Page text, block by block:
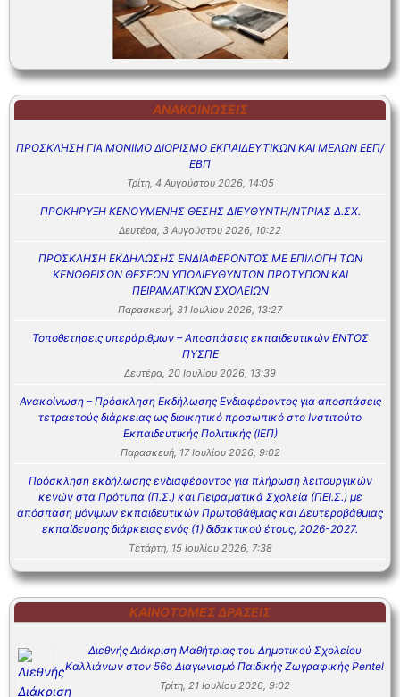
ΑΝΑΚΟΙΝΏΣΕΙΣ
ΠΡΟΣΚΛΗΣΗ ΓΙΑ ΜΟΝΙΜΟ ΔΙΟΡΙΣΜΟ ΕΚΠΑΙΔΕΥΤΙΚΩΝ ΚΑΙ ΜΕΛΩΝ ΕΕΠ/
ΕΒΠ
Τρίτη, 4 Αυγούστου 2026, 14:05
ΠΡΟΚΗΡΥΞΗ ΚΕΝΟΥΜΕΝΗΣ ΘΕΣΗΣ ΔΙΕΥΘΥΝΤΗ/ΝΤΡΙΑΣ Δ.ΣΧ.
Δευτέρα, 3 Αυγούστου 2026, 10:22
ΠΡΟΣΚΛΗΣΗ ΕΚΔΗΛΩΣΗΣ ΕΝΔΙΑΦΕΡΟΝΤΟΣ ΜΕ ΕΠΙΛΟΓΗ ΤΩΝ
ΚΕΝΩΘΕΙΣΩΝ ΘΕΣΕΩΝ ΥΠΟΔΙΕΥΘΥΝΤΩΝ ΠΡΟΤΥΠΩΝ ΚΑΙ
ΠΕΙΡΑΜΑΤΙΚΩΝ ΣΧΟΛΕΙΩΝ
Παρασκευή, 31 Ιουλίου 2026, 13:27
Τοποθετήσεις υπεράριθμων – Αποσπάσεις εκπαιδευτικών ΕΝΤΟΣ
ΠΥΣΠΕ
Δευτέρα, 20 Ιουλίου 2026, 13:39
Ανακοίνωση – Πρόσκληση Εκδήλωσης Ενδιαφέροντος για αποσπάσεις
τετραετούς διάρκειας ως διοικητικό προσωπικό στο Ινστιτούτο
Εκπαιδευτικής Πολιτικής (ΙΕΠ)
Παρασκευή, 17 Ιουλίου 2026, 9:02
Πρόσκληση εκδήλωσης ενδιαφέροντος για πλήρωση λειτουργικών
κενών στα Πρότυπα (Π.Σ.) και Πειραματικά Σχολεία (ΠΕΙ.Σ.) με
απόσπαση μόνιμων εκπαιδευτικών Πρωτοβάθμιας και Δευτεροβάθμιας
εκπαίδευσης διάρκειας ενός (1) διδακτικού έτους, 2026-2027.
Τετάρτη, 15 Ιουλίου 2026, 7:38
ΚΑΙΝΟΤΌΜΕΣ ΔΡΆΣΕΙΣ
Διεθνής Διάκριση Μαθήτριας του Δημοτικού Σχολείου
Καλλιάνων στον 56ο Διαγωνισμό Παιδικής Ζωγραφικής Pentel
Τρίτη, 21 Ιουλίου 2026, 9:02